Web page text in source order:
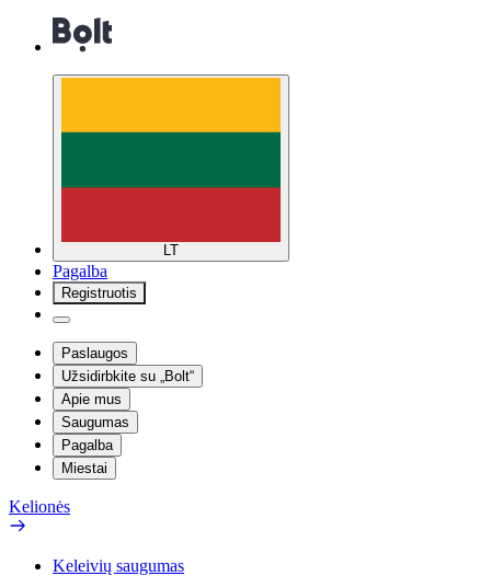
LT
Pagalba
Registruotis
Paslaugos
Užsidirbkite su „Bolt“
Apie mus
Saugumas
Pagalba
Miestai
Kelionės
Keleivių saugumas